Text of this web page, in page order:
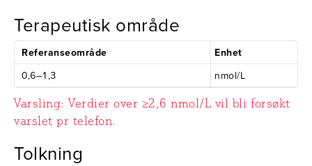
Terapeutisk område
Referanseområde
Enhet
0,6–1,3
nmol/L
Varsling: Verdier over ≥2,6 nmol/L vil bli forsøkt
varslet pr telefon.
Tolkning